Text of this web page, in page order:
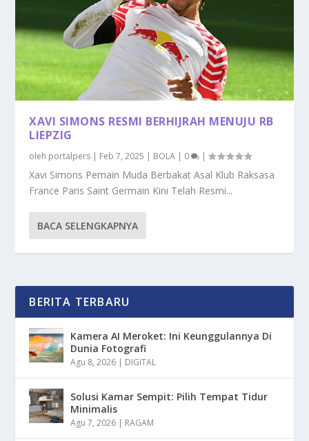
XAVI SIMONS RESMI BERHIJRAH MENUJU RB
LIEPZIG
oleh portalpers | Feb 7, 2025 | BOLA | 0 |
Xavi Simons Pemain Muda Berbakat Asal Klub Raksasa
France Paris Saint Germain Kini Telah Resmi...
BACA SELENGKAPNYA
BERITA TERBARU
Kamera AI Meroket: Ini Keunggulannya Di
Dunia Fotografi
Agu 8, 2026 | DIGITAL
Solusi Kamar Sempit: Pilih Tempat Tidur
Minimalis
Agu 7, 2026 | RAGAM